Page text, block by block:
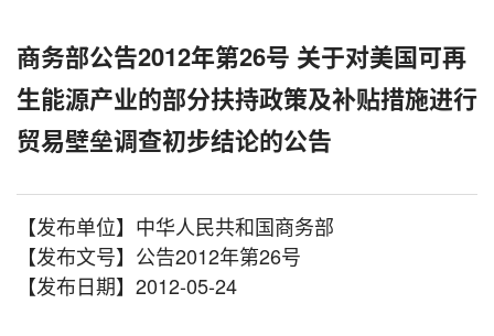
商务部公告2012年第26号 关于对美国可再
生能源产业的部分扶持政策及补贴措施进行
贸易壁垒调查初步结论的公告
【发布单位】中华人民共和国商务部
【发布文号】公告2012年第26号
【发布日期】2012-05-24